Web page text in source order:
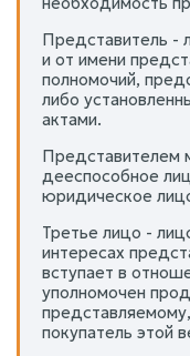
Представитель -
и от имени
полномочий,
либо
актами.
Представителем
дееспособное
юридическое
Третье лицо -
интересах
вступает в
уполномочен
покупатель этой